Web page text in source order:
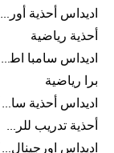
اديداس أحذية أورجينالز
أحذية رياضية
اديداس سامبا اطفال
برا رياضية
اديداس أحذية سامبا للنساء
أحذية تدريب للرجال
اديداس اورجينال ملابس